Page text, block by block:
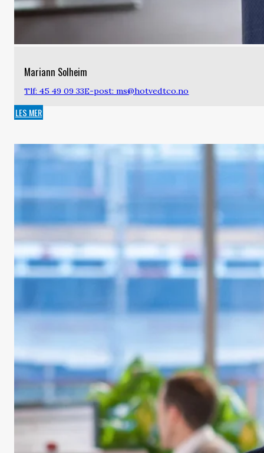
Mariann Solheim
Tlf: 45 49 09 33E-post: ms@hotvedtco.no
LES MER